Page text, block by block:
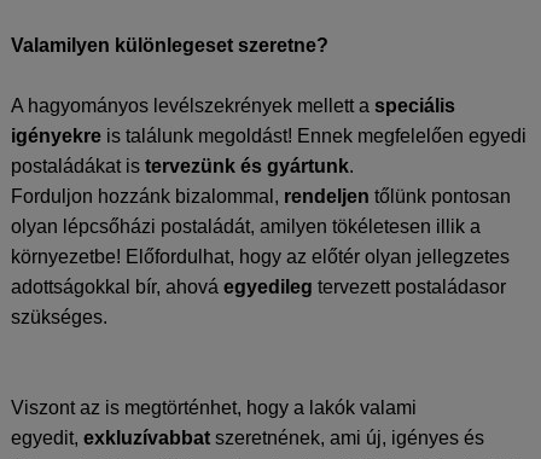
Valamilyen különlegeset szeretne?
A hagyományos levélszekrények mellett a speciális
igényekreis találunk megoldást! Ennek megfelelően egyedi
postaládákat is tervezünk és gyártunk.
Forduljon hozzánk bizalommal, rendeljen tőlünk pontosan
olyan lépcsőházi postaládát, amilyen tökéletesen illik a
környezetbe! Előfordulhat, hogy az előtér olyan jellegzetes
adottságokkal bír, ahová egyedileg tervezett postaládasor
szükséges.
Viszont az is megtörténhet, hogy a lakók valami
egyedit, exkluzívabbatszeretnének, ami új, igényes és